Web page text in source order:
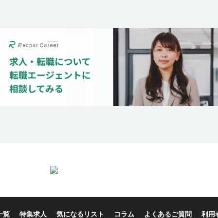
覧 特集求人 気になるリスト コラム よくあるご質問 利用